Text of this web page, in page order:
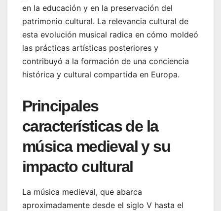
en la educación y en la preservación del
patrimonio cultural. La relevancia cultural de
esta evolución musical radica en cómo moldeó
las prácticas artísticas posteriores y
contribuyó a la formación de una conciencia
histórica y cultural compartida en Europa.
Principales
características de la
música medieval y su
impacto cultural
La música medieval, que abarca
aproximadamente desde el siglo V hasta el